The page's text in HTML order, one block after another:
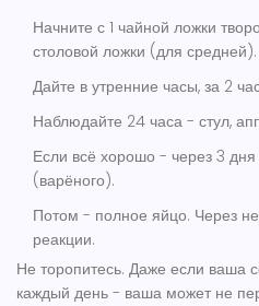
Начните с 1 чайной ложки
столовой ложки (для средней).
Дайте в утренние часы, за 2
Наблюдайте 24 часа - стул,
Если всё хорошо - через 3
(варёного).
Потом - полное яйцо. Через
реакции.
Не торопитесь. Даже если ваша
каждый день - ваша может не